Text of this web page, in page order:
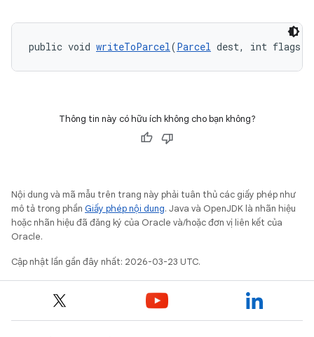
public void writeToParcel(Parcel dest, int flags)
Thông tin này có hữu ích không cho bạn không?
Nội dung và mã mẫu trên trang này phải tuân thủ các giấy phép như
mô tả trong phần Giấy phép nội dung. Java và OpenJDK là nhãn hiệu
hoặc nhãn hiệu đã đăng ký của Oracle và/hoặc đơn vị liên kết của
Oracle.
Cập nhật lần gần đây nhất: 2026-03-23 UTC.